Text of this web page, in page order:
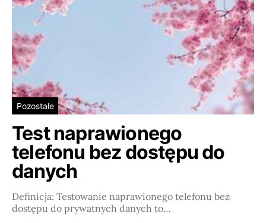
Pozostałe
Test naprawionego
telefonu bez dostępu do
danych
Definicja: Testowanie naprawionego telefonu bez
dostępu do prywatnych danych to…